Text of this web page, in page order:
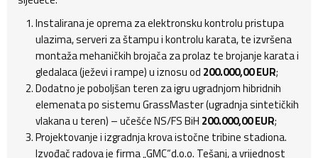
Instalirana je oprema za elektronsku kontrolu pristupa
ulazima, serveri za štampu i kontrolu karata, te izvršena
montaža mehaničkih brojača za prolaz te brojanje karata i
gledalaca (ježevi i rampe) u iznosu od 200.000,00 EUR;
Dodatno je poboljšan teren za igru ugradnjom hibridnih
elemenata po sistemu GrassMaster (ugradnja sintetičkih
vlakana u teren) – učešće NS/FS BiH 200.000,00 EUR;
Projektovanje i izgradnja krova istočne tribine stadiona.
Izvođač radova je firma „GMC“d.o.o. Tešanj, a vrijednost